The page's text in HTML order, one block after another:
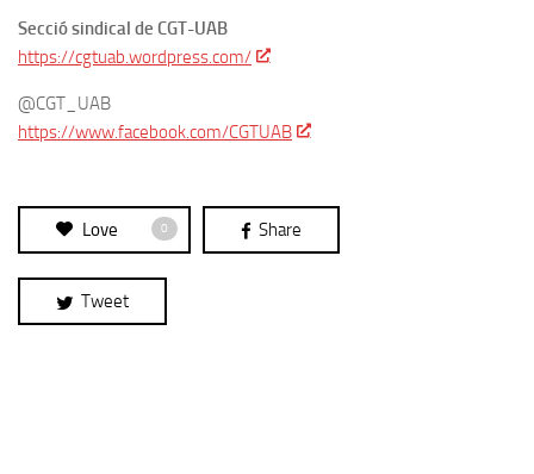
Secció sindical de CGT-UAB
https://cgtuab.wordpress.com/
@CGT_UAB
https://www.facebook.com/CGTUAB
Love 0 Share
Tweet